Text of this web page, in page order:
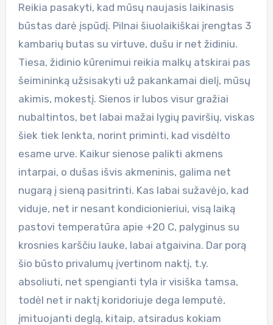
Reikia pasakyti, kad mūsų naujasis laikinasis
būstas darė įspūdį. Pilnai šiuolaikiškai įrengtas 3
kambarių butas su virtuve, dušu ir net židiniu.
Tiesa, židinio kūrenimui reikia malkų atskirai pas
šeimininką užsisakyti už pakankamai dielį, mūsų
akimis, mokestį. Sienos ir lubos visur gražiai
nubaltintos, bet labai mažai lygių paviršių, viskas
šiek tiek lenkta, norint priminti, kad visdėlto
esame urve. Kaikur sienose palikti akmens
intarpai, o dušas išvis akmeninis, galima net
nugarą į sieną pasitrinti. Kas labai sužavėjo, kad
viduje, net ir nesant kondicionieriui, visą laiką
pastovi temperatūra apie +20 C, palyginus su
krosnies karščiu lauke, labai atgaivina. Dar porą
šio būsto privalumų įvertinom naktį, t.y.
absoliuti, net spengianti tyla ir visiška tamsa,
todėl net ir naktį koridoriuje dega lemputė,
įmituojanti deglą, kitaip, atsiradus kokiam